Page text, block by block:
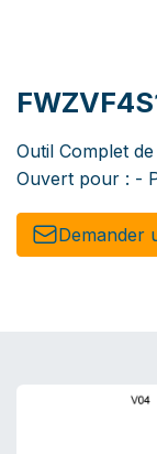
Outil Complet
Ouvert pour : -
Demander